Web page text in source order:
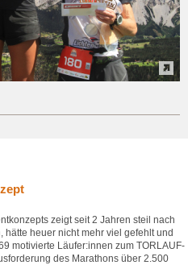
zeigt seit 2 Jahren steil nach
heuer nicht mehr viel gefehlt und
motivierte Läufer:innen zum TORLAUF-
des Marathons über 2.500